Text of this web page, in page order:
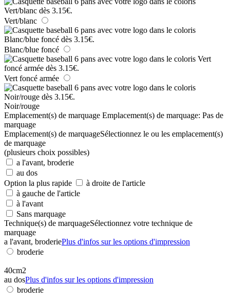
Vert/blanc
Blanc/blue foncé
Vert foncé armée
Noir/rouge
Emplacement(s) de marquage Emplacement(s) de marquage: Pas de
marquage
Emplacement(s) de marquageSélectionnez le ou les emplacement(s)
de marquage
(plusieurs choix possibles)
a l'avant, broderie
au dos
Option la plus rapide
à droite de l'article
à gauche de l'article
à l'avant
Sans marquage
Technique(s) de marquageSélectionnez votre technique de
marquage
a l'avant, broderiePlus d'infos sur les options d'impression
broderie
40cm2
au dosPlus d'infos sur les options d'impression
broderie